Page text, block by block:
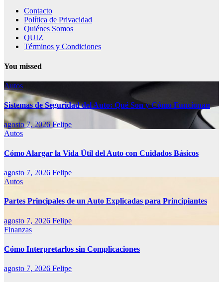
Contacto
Política de Privacidad
Quiénes Somos
QUIZ
Términos y Condiciones
You missed
Autos
Sistemas de Seguridad del Auto: Qué Son y Cómo Funcionan
agosto 7, 2026Felipe
Autos
Cómo Alargar la Vida Útil del Auto con Cuidados Básicos
agosto 7, 2026 Felipe
Autos
Partes Principales de un Auto Explicadas para Principiantes
agosto 7, 2026 Felipe
Finanzas
Cómo Interpretarlos sin Complicaciones
agosto 7, 2026 Felipe